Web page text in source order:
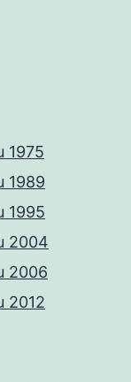
1975
1989
1995
2004
2006
2012